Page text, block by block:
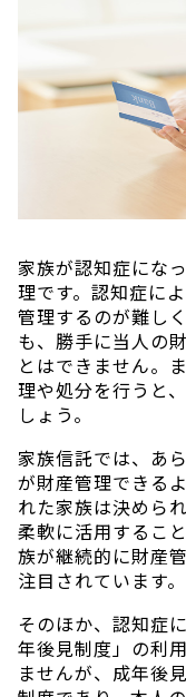
家族が認知症にな
理です。認知症に
管理するのが難し
も、勝手に当人の
とはできません。
理や処分を行うと
しょう。
家族信託では、あ
が財産管理できる
れた家族は決めら
柔軟に活用するこ
族が継続的に財産
注目されています。
そのほか、認知症
年後見制度」の利
ませんが、成年後